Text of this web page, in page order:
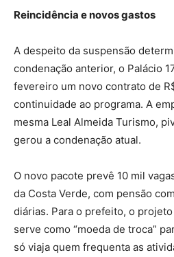
Reincidência e novos gastos
A despeito da suspensão
condenação anterior, o Palácio
fevereiro um novo contrato de
continuidade ao programa. A
mesma Leal Almeida Turismo,
gerou a condenação atual.
O novo pacote prevê 10 mil
da Costa Verde, com pensão
diárias. Para o prefeito, o
serve como “moeda de troca”
só viaja quem frequenta as